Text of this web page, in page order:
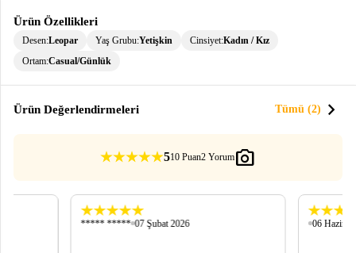
Ürün Özellikleri
Desen:Leopar Yaş Grubu:Yetişkin Cinsiyet:Kadın / Kız
Ortam:Casual/Günlük
Ürün Değerlendirmeleri Tümü (2) chevron_right
510 Puan2 Yorumphoto_camera
***** ***** 07 Şubat 2026 06 Haziran